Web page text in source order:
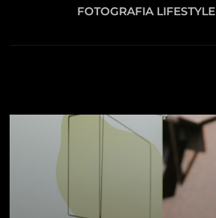
FOTOGRAFIA LIFESTYLE